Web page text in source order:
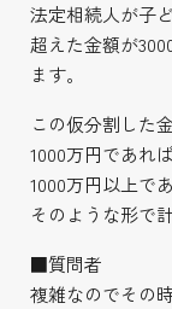
法定相続人が子
超えた金額が
ます。
この仮分割した
1000万円であれ
1000万円以上で
そのような形で
■質問者
複雑なのでその